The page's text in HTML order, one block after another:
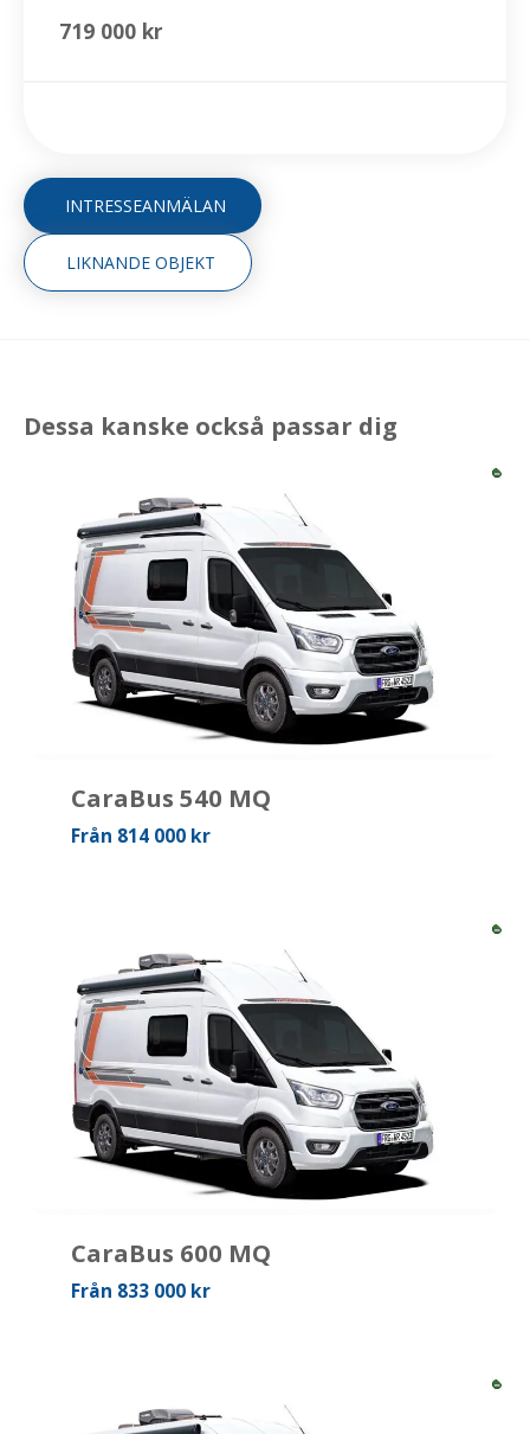
719 000 kr
INTRESSEANMÄLAN
LIKNANDE OBJEKT
Dessa kanske också passar dig
CaraBus 540 MQ
Från 814 000 kr
CaraBus 600 MQ
Från 833 000 kr